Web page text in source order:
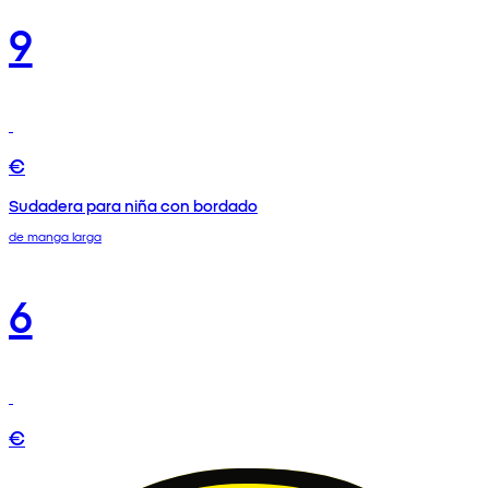
9
€
Sudadera para niña con bordado
de manga larga
6
€